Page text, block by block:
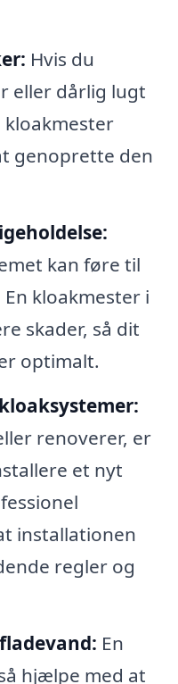
Hvis du
eller dårlig lugt
genoprette den
kan føre til
kloakmester i
skader, så dit
optimalt.
renoverer, er
et nyt
installationen
regler og
En
hjælpe med at